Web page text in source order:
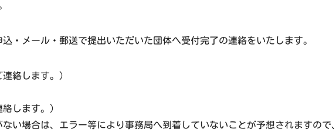
・メール・郵送で提出いただいた団体へ受付完了の連絡をいたします。
絡します。）
します。）
ない場合は、エラー等により事務局へ到着していないことが予想されますの